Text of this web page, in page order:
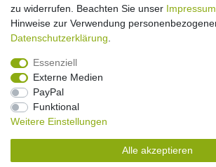
Hiermit bestätige ich, dass ich die Daten­schutz­erklärung
Einwilligung kann ich jederzeit widerrufen.**
Impressum
zu widerrufen. Beachten Sie unser Impressum
Hinweise zur Verwendung
Daten­schutz­erklärung
Essenziell
Externe Medien
PayPal
Funktional
Weitere Einstellungen
Alle akzeptieren